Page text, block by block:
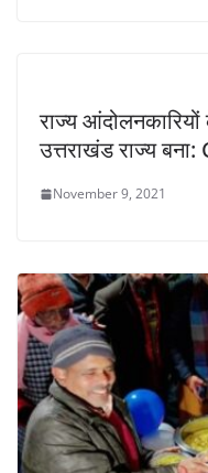
राज्य
उत्तराखंड राज्य बना:
November 9, 2021